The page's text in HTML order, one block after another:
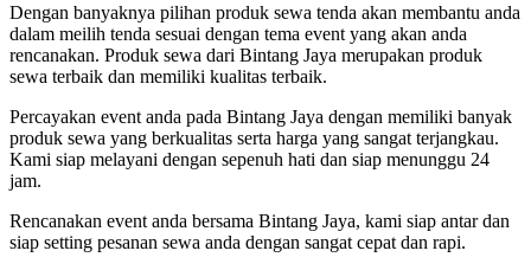
Dengan banyaknya pilihan produk sewa tenda akan membantu anda
dalam meilih tenda sesuai dengan tema event yang akan anda
rencanakan. Produk sewa dari Bintang Jaya merupakan produk
sewa terbaik dan memiliki kualitas terbaik.
Percayakan event anda pada Bintang Jaya dengan memiliki banyak
produk sewa yang berkualitas serta harga yang sangat terjangkau.
Kami siap melayani dengan sepenuh hati dan siap menunggu 24
jam.
Rencanakan event anda bersama Bintang Jaya, kami siap antar dan
siap setting pesanan sewa anda dengan sangat cepat dan rapi.